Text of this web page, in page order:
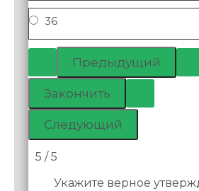
36
5 / 5
Укажите верное